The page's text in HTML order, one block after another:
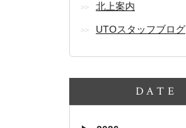
北上案内
UTOスタッフブログ
DATE